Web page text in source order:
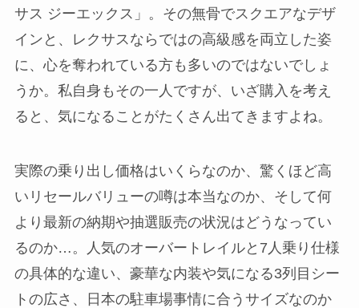
サス ジーエックス」。その無骨でスクエアなデザ
インと、レクサスならではの高級感を両立した姿
に、心を奪われている方も多いのではないでしょ
うか。私自身もその一人ですが、いざ購入を考え
ると、気になることがたくさん出てきますよね。
実際の乗り出し価格はいくらなのか、驚くほど高
いリセールバリューの噂は本当なのか、そして何
より最新の納期や抽選販売の状況はどうなってい
るのか…。人気のオーバートレイルと7人乗り仕様
の具体的な違い、豪華な内装や気になる3列目シー
トの広さ、日本の駐車場事情に合うサイズなのか